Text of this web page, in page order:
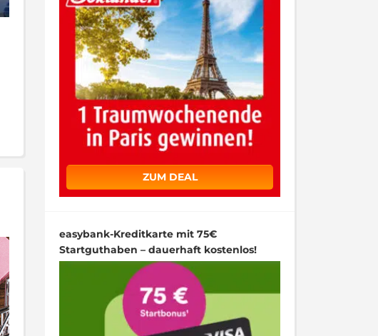
ZUM DEAL
easybank-Kreditkarte mit 75€
Startguthaben – dauerhaft kostenlos!